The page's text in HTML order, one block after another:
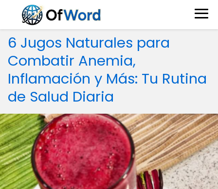
6 Jugos Naturales para
Combatir Anemia,
Inflamación y Más: Tu Rutina
de Salud Diaria